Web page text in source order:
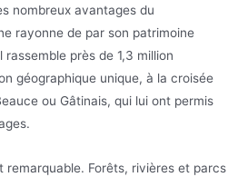
nombreux avantages du
rayonne de par son patrimoine
près de 1,3 million
géographique unique, à la croisée
ou Gâtinais, qui lui ont permis
remarquable. Forêts, rivières et parcs